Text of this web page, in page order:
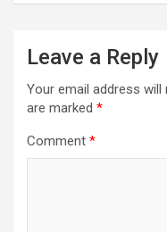
Leave a Reply
Your email address will
are marked *
Comment *